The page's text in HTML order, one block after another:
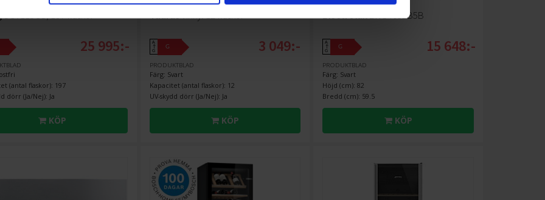
SCV115GS, 197 flaskor
(antal flaskor): 197
dörr (Ja/Nej): Ja
25 995:-
KÖP
Fristående vinkyl
TaurusVinkyl 12 flaskor
A
↑
G
G
PRODUKTBLAD
Färg: Svart
Kapacitet (antal flaskor): 12
UV-skydd dörr (Ja/Nej): Ja
3 049:-
KÖP
Vinkyl inbyggnad
ElectroluxEWS4052B5B
A
↑
G
G
PRODUKTBLAD
Färg: Svart
Höjd (cm): 82
Bredd (cm): 59.5
15 648:-
KÖP